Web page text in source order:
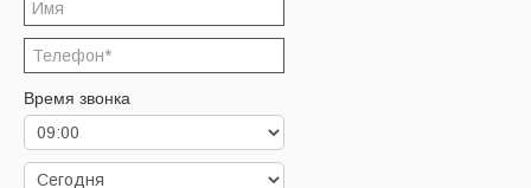
Акции
Корзина
Заказать звонок
Время звонка